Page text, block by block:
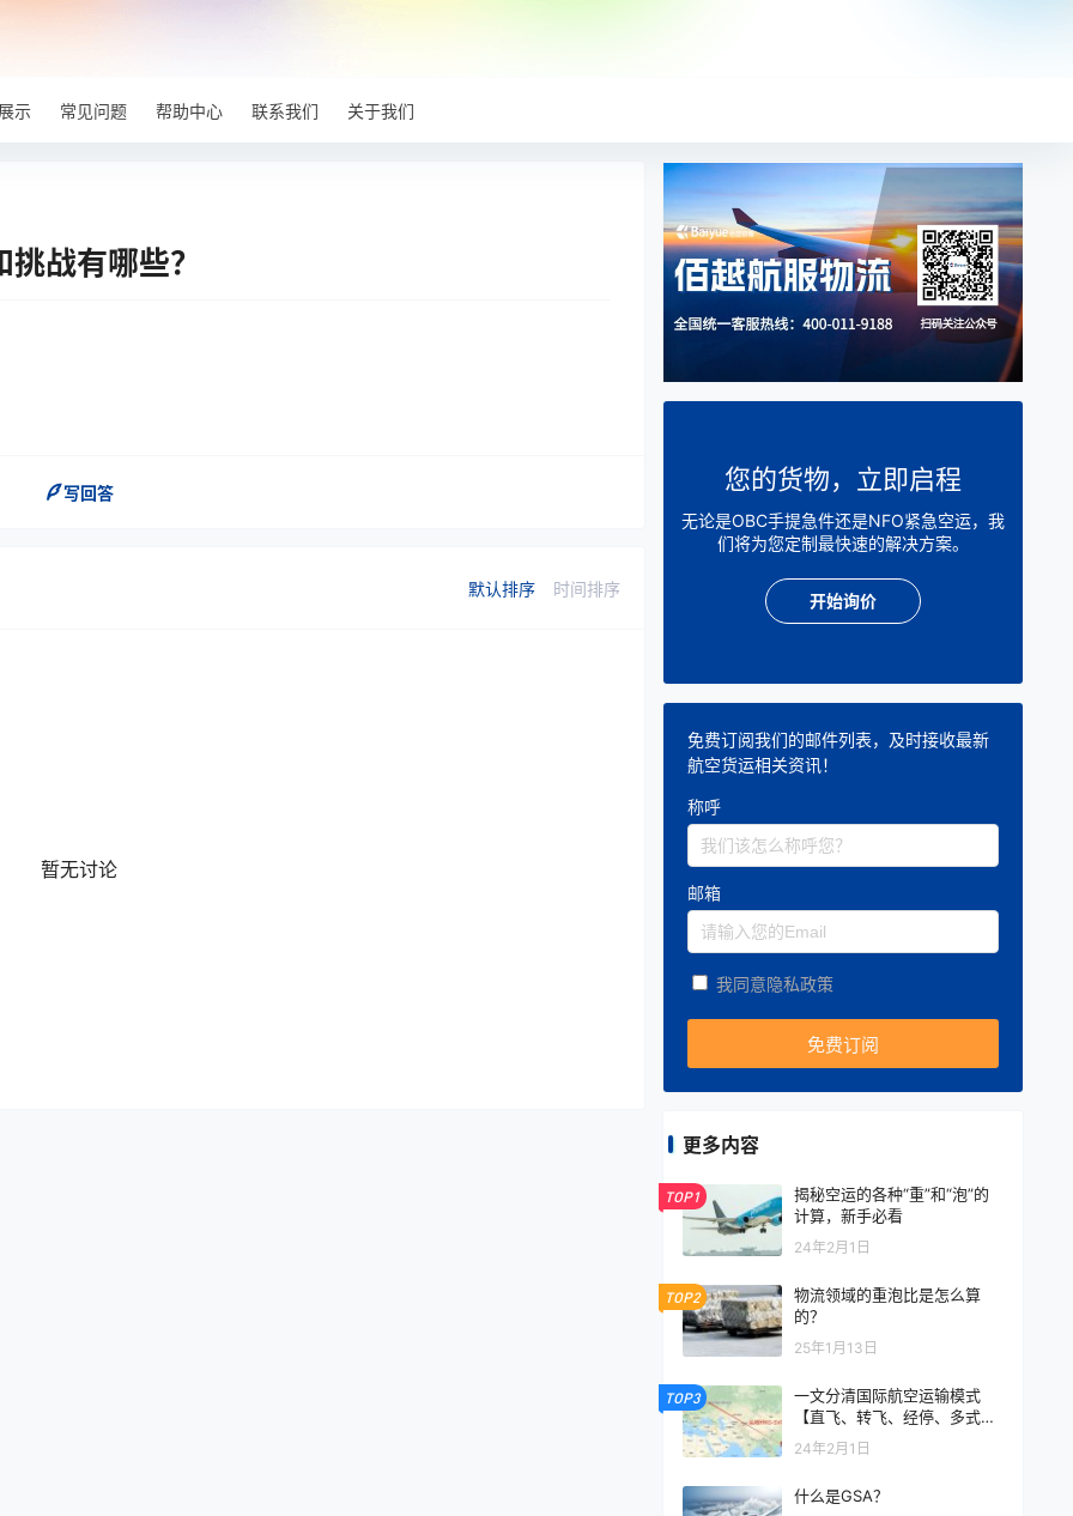
示 常见问题 帮助中心 联系我们 关于我们
战有哪些？
写回答
默认排序 时间排序
暂无讨论
您的货物，立即启程
无论是OBC手提急件还是NFO紧急空运，我
们将为您定制最快速的解决方案。
开始询价
免费订阅我们的邮件列表，及时接收最新
航空货运相关资讯！
称呼
邮箱
我同意隐私政策
更多内容
TOP1
揭秘空运的各种“重”和“泡”的
计算，新手必看
24年2月1日
TOP2
物流领域的重泡比是怎么算
的？
25年1月13日
TOP3
一文分清国际航空运输模式
【直飞、转飞、经停、多式联
运】
24年2月1日
什么是GSA？